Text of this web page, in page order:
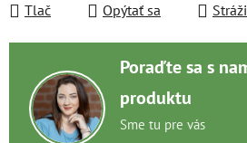
Tlač Opýtať sa
Poraďte sa s
produktu
Sme tu pre vás